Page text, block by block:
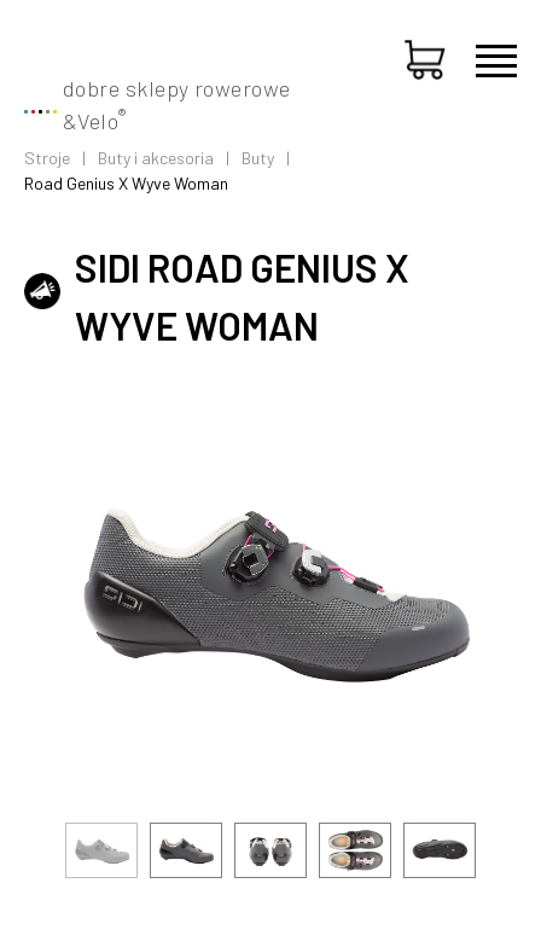
dobre sklepy rowerowe
&Velo®
Stroje Buty i akcesoria
Buty
Road Genius X Wyve Woman
SIDI ROAD GENIUS X
WYVE WOMAN